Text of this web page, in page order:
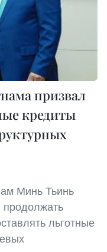
призвал
кредиты
Минь Тьинь
льготные